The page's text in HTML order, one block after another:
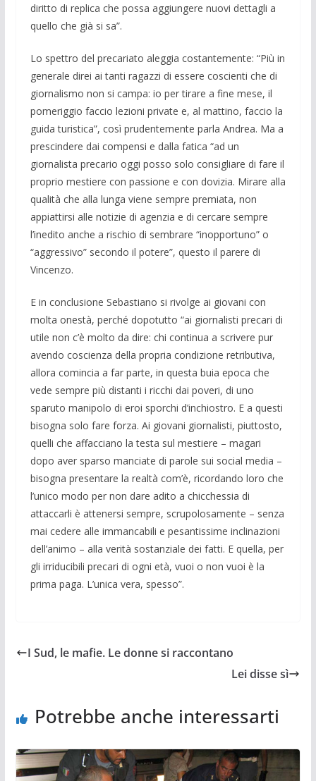
diritto di replica che possa aggiungere nuovi dettagli a
quello che già si sa”.
Lo spettro del precariato aleggia costantemente: “Più in
generale direi ai tanti ragazzi di essere coscienti che di
giornalismo non si campa: io per tirare a fine mese, il
pomeriggio faccio lezioni private e, al mattino, faccio la
guida turistica”, così prudentemente parla Andrea. Ma a
prescindere dai compensi e dalla fatica “ad un
giornalista precario oggi posso solo consigliare di fare il
proprio mestiere con passione e con dovizia. Mirare alla
qualità che alla lunga viene sempre premiata, non
appiattirsi alle notizie di agenzia e di cercare sempre
l’inedito anche a rischio di sembrare “inopportuno” o
“aggressivo” secondo il potere”, questo il parere di
Vincenzo.
E in conclusione Sebastiano si rivolge ai giovani con
molta onestà, perché dopotutto “ai giornalisti precari di
utile non c’è molto da dire: chi continua a scrivere pur
avendo coscienza della propria condizione retributiva,
allora comincia a far parte, in questa buia epoca che
vede sempre più distanti i ricchi dai poveri, di uno
sparuto manipolo di eroi sporchi d’inchiostro. E a questi
bisogna solo fare forza. Ai giovani giornalisti, piuttosto,
quelli che affacciano la testa sul mestiere – magari
dopo aver sparso manciate di parole sui social media –
bisogna presentare la realtà com’è, ricordando loro che
l’unico modo per non dare adito a chicchessia di
attaccarli è attenersi sempre, scrupolosamente – senza
mai cedere alle immancabili e pesantissime inclinazioni
dell’animo – alla verità sostanziale dei fatti. E quella, per
gli irriducibili precari di ogni età, vuoi o non vuoi è la
prima paga. L’unica vera, spesso”.
I Sud, le mafie. Le donne si raccontano
Lei disse sì
Potrebbe anche interessarti